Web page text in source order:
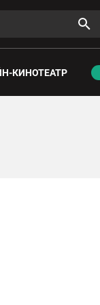
КИНОТЕАТР